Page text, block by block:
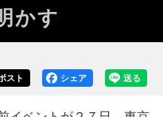
かす
送る
シェア
スト